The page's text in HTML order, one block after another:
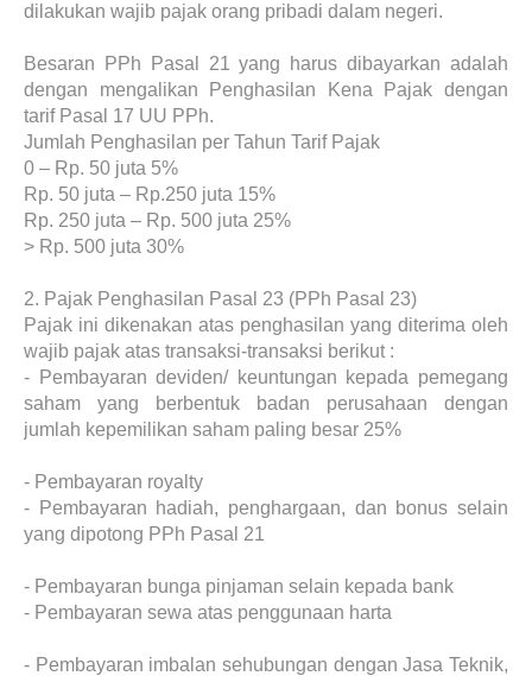
dilakukan wajib pajak orang pribadi dalam negeri.
Besaran PPh Pasal 21 yang harus dibayarkan adalah
dengan mengalikan Penghasilan Kena Pajak dengan
tarif Pasal 17 UU PPh.
Jumlah Penghasilan per Tahun Tarif Pajak
0 – Rp. 50 juta 5%
Rp. 50 juta – Rp.250 juta 15%
Rp. 250 juta – Rp. 500 juta 25%
> Rp. 500 juta 30%
2. Pajak Penghasilan Pasal 23 (PPh Pasal 23)
Pajak ini dikenakan atas penghasilan yang diterima oleh
wajib pajak atas transaksi-transaksi berikut :
-
Pembayaran deviden/ keuntungan kepada pemegang
saham yang berbentuk badan perusahaan dengan
jumlah kepemilikan saham paling besar 25%
- Pembayaran royalty
-
Pembayaran hadiah, penghargaan, dan bonus selain
yang dipotong PPh Pasal 21
- Pembayaran bunga pinjaman selain kepada bank
- Pembayaran sewa atas penggunaan harta
- Pembayaran imbalan sehubungan dengan Jasa Teknik,